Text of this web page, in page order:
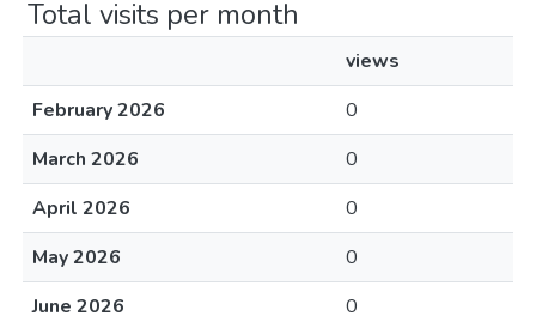
Total visits per month
views
February 2026
0
March 2026
0
April 2026
0
May 2026
0
June 2026
0